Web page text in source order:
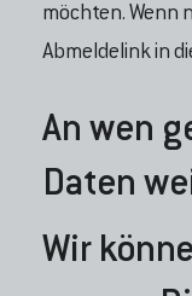
möchten. Wenn
Abmeldelink in
An wen
Daten
Wir